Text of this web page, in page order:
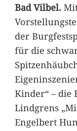
Bad Vilbel.Mit
der
für die
Kinder“ – die
Lindgrens
Engelbert